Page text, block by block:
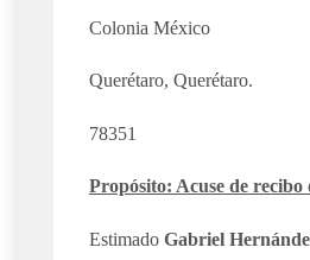
Colonia México
Querétaro, Querétaro.
78351
Propósito: Acuse de recibo
Estimado Gabriel